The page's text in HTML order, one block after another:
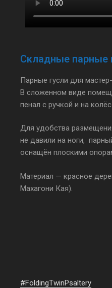
Складные парные
Парные гусли для
В сложенном виде
пенал с ручкой и на
Для удобства
не давили на ноги,
оснащён плоскими
Материал — красное
Махагони Кая).
#FoldingTwinPsaltery